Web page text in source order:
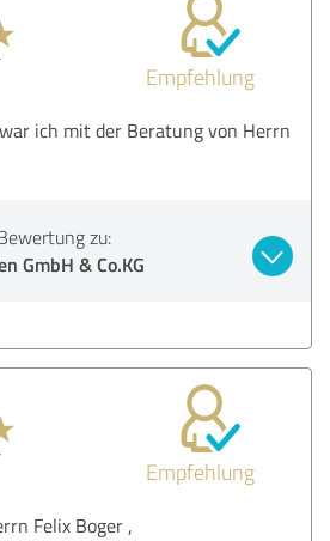
Empfehlung
ich mit der Beratung von Herrn
zu:
GmbH & Co.KG
Empfehlung
Felix Boger ,